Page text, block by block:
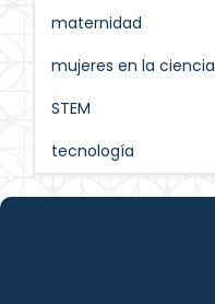
maternidad
mujeres en la ciencia
STEM
tecnología